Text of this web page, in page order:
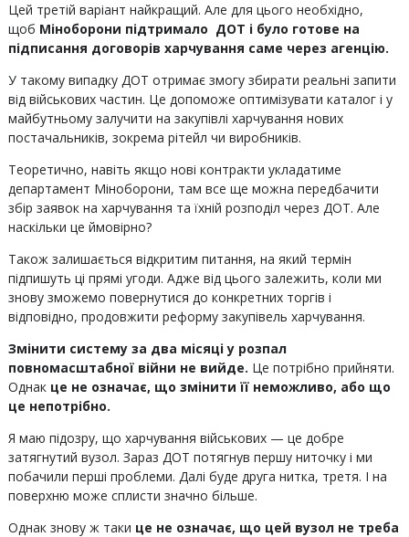
Цей третій варіант найкращий. Але для цього необхідно,
щоб Міноборони підтримало ДОТ і було готове на
підписання договорів харчування саме через агенцію.
У такому випадку ДОТ отримає змогу збирати реальні запити
від військових частин. Це допоможе оптимізувати каталог і у
майбутньому залучити на закупівлі харчування нових
постачальників, зокрема рітейл чи виробників.
Теоретично, навіть якщо нові контракти укладатиме
департамент Міноборони, там все ще можна передбачити
збір заявок на харчування та їхній розподіл через ДОТ. Але
наскільки це ймовірно?
Також залишається відкритим питання, на який термін
підпишуть ці прямі угоди. Адже від цього залежить, коли ми
знову зможемо повернутися до конкретних торгів і
відповідно, продовжити реформу закупівель харчування.
Змінити систему за два місяці у розпал
повномасштабної війни не вийде. Це потрібно прийняти.
Однакце не означає, що змінити її неможливо, або що
це непотрібно.
Я маю підозру, що харчування військових — це добре
затягнутий вузол. Зараз ДОТ потягнув першу ниточку і ми
побачили перші проблеми. Далі буде друга нитка, третя. І на
поверхню може сплисти значно більше.
Однак знову ж таки це не означає, що цей вузол не треба